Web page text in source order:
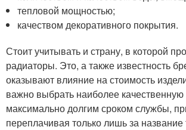
тепловой мощностью;
качеством декоративного покрытия.
Стоит учитывать и страну, в которой
радиаторы. Это, а также известность
оказывают влияние на стоимость
важно выбрать наиболее
максимально долгим сроком службы,
переплачивая только лишь за название